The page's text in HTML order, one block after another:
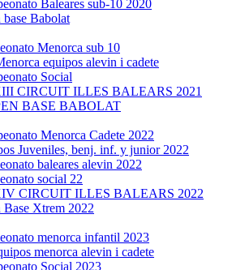
Baleares sub-10 2020
base Babolat
Menorca sub 10
equipos alevin i cadete
Social
CIRCUIT ILLES BALEARS 2021
BASE BABOLAT
Menorca Cadete 2022
Juveniles, benj. inf. y junior 2022
baleares alevin 2022
social 22
CIRCUIT ILLES BALEARS 2022
Base Xtrem 2022
menorca infantil 2023
menorca alevin i cadete
Social 2023